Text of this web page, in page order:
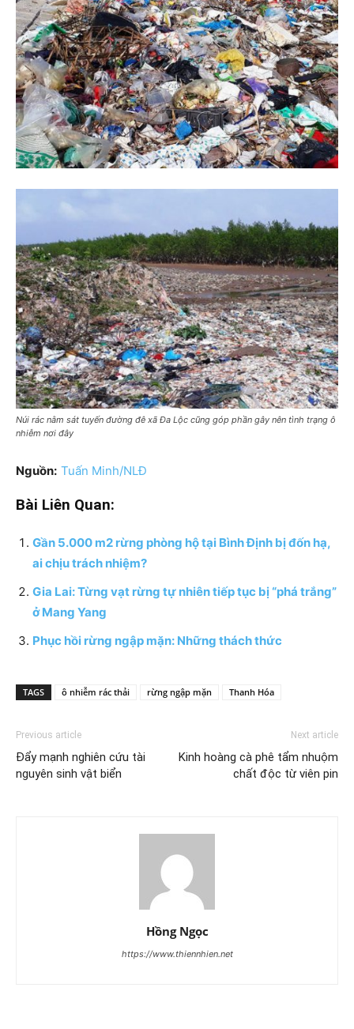
Núi rác nằm sát tuyến đường đê xã Đa Lộc cũng góp phần gây nên tình trạng ô
nhiễm nơi đây
Nguồn: Tuấn Minh/NLĐ
Bài Liên Quan:
Gần 5.000 m2 rừng phòng hộ tại Bình Định bị đốn hạ,
ai chịu trách nhiệm?
Gia Lai: Từng vạt rừng tự nhiên tiếp tục bị “phá trắng”
ở Mang Yang
Phục hồi rừng ngập mặn: Những thách thức
TAGS ô nhiễm rác thải rừng ngập mặn Thanh Hóa
Previous article
Đẩy mạnh nghiên cứu tài
nguyên sinh vật biển
Next article
Kinh hoàng cà phê tẩm nhuộm
chất độc từ viên pin
Hồng Ngọc
https://www.thiennhien.net